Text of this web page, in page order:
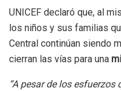
UNICEF declaró que, al
los niños y sus familias
Central continúan siendo
cierran las vías para una
“A pesar de los